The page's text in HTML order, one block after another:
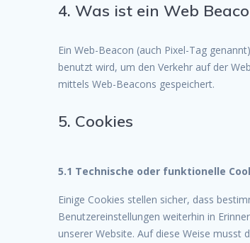
4. Was ist ein Web
Ein Web-Beacon (auch Pixel-Tag
benutzt wird, um den Verkehr auf der
mittels Web-Beacons gespeichert.
5. Cookies
5.1 Technische oder funktionelle
Einige Cookies stellen sicher, dass
Benutzereinstellungen weiterhin in
unserer Website. Auf diese Weise